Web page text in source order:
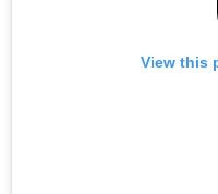
View this